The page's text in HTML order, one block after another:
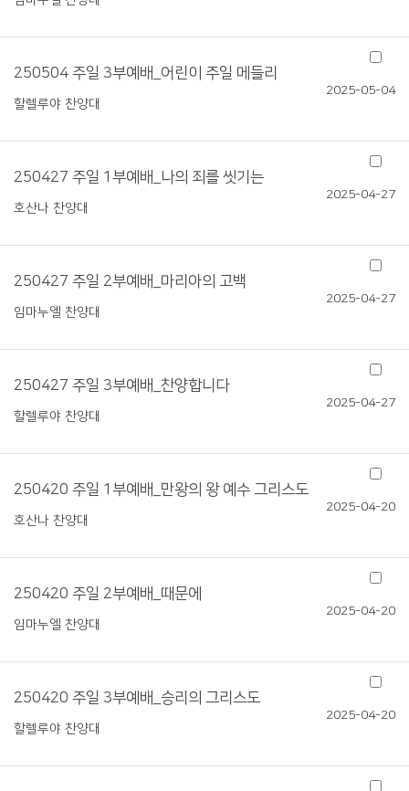
250504 주일 3부예배_어린이 주일 메들리
할렐루야 찬양대
2025-05-04
250427 주일 1부예배_나의 죄를 씻기는
호산나 찬양대
2025-04-27
250427 주일 2부예배_마리아의 고백
임마누엘 찬양대
2025-04-27
250427 주일 3부예배_찬양합니다
할렐루야 찬양대
2025-04-27
250420 주일 1부예배_만왕의 왕 예수 그리스도
호산나 찬양대
2025-04-20
250420 주일 2부예배_때문에
임마누엘 찬양대
2025-04-20
250420 주일 3부예배_승리의 그리스도
할렐루야 찬양대
2025-04-20